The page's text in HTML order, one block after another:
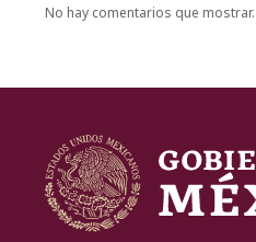
No hay comentarios que mostrar.